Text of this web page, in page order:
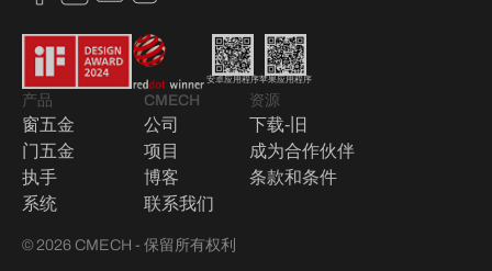
安卓应用程序苹果应用程序
产品
窗五金
门五金
执手
系统
CMECH
公司
项目
博客
联系我们
资源
下载-旧
成为合作伙伴
条款和条件
© 2026 CMECH - 保留所有权利